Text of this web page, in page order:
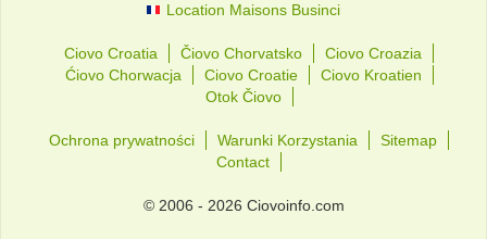
Location Maisons Businci
Ciovo Croatia Čiovo Chorvatsko
Ciovo Croazia
Ćiovo Chorwacja
Ciovo Croatie
Ciovo Kroatien
Otok Čiovo
Ochrona prywatności Warunki Korzystania
Sitemap
Contact
© 2006 - 2026 Ciovoinfo.com